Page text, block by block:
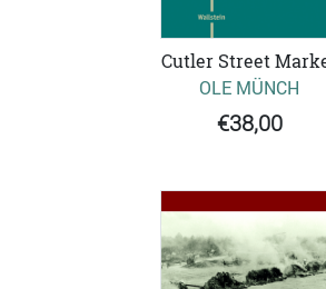
Cutler Street
OLE MÜNCH
€38,00